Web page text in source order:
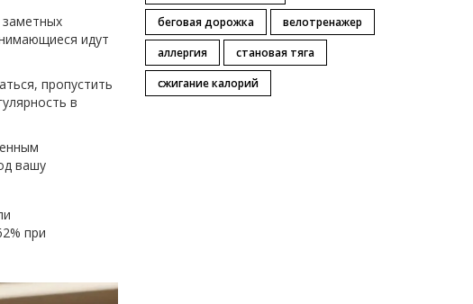
идут
пропустить
в
вашу
при
беговая дорожка
велотренажер
аллергия
становая тяга
сжигание калорий